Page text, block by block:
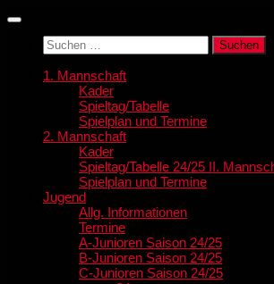
Zum
springenSuchen
nach:
1. Mannschaft
Kader
Spieltag/Tabelle
Spielplan und Termine
2. Mannschaft
Kader
Spieltag/Tabelle 24/25 II.
Spielplan und Termine
Jugend
Allg. Informationen
Termine
A-Junioren Saison 24/25
B-Junioren Saison 24/25
C-Junioren Saison 24/25